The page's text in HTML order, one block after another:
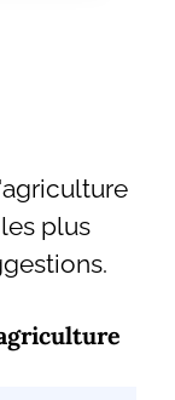
plus